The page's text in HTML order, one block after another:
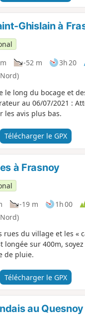
Ghislain à
-52 m 3h 20
le long du bocage et
au 06/07/2021 :
les avis plus bas.
Télécharger le GPX
à Frasnoy
-19 m 1h 00
rues du village et les «
longée sur 400m,
de pluie.
Télécharger le GPX
au